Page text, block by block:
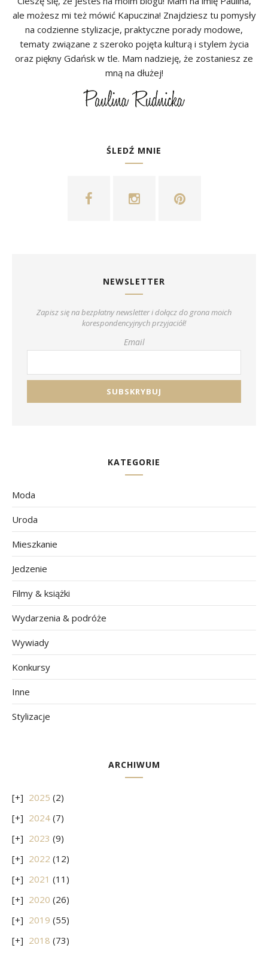
ale możesz mi też mówić Kapuczina! Znajdziesz tu pomysły
na codzienne stylizacje, praktyczne porady modowe,
tematy związane z szeroko pojęta kulturą i stylem życia
oraz piękny Gdańsk w tle. Mam nadzieję, że zostaniesz ze
mną na dłużej!
ŚLEDŹ MNIE
NEWSLETTER
Zapisz się na bezpłatny newsletter i dołącz do grona moich
korespondencyjnych przyjaciół!
Email
KATEGORIE
Moda
Uroda
Mieszkanie
Jedzenie
Filmy & książki
Wydarzenia & podróże
Wywiady
Konkursy
Inne
Stylizacje
ARCHIWUM
2025 (2)
2024 (7)
2023 (9)
2022 (12)
2021 (11)
2020 (26)
2019 (55)
2018 (73)